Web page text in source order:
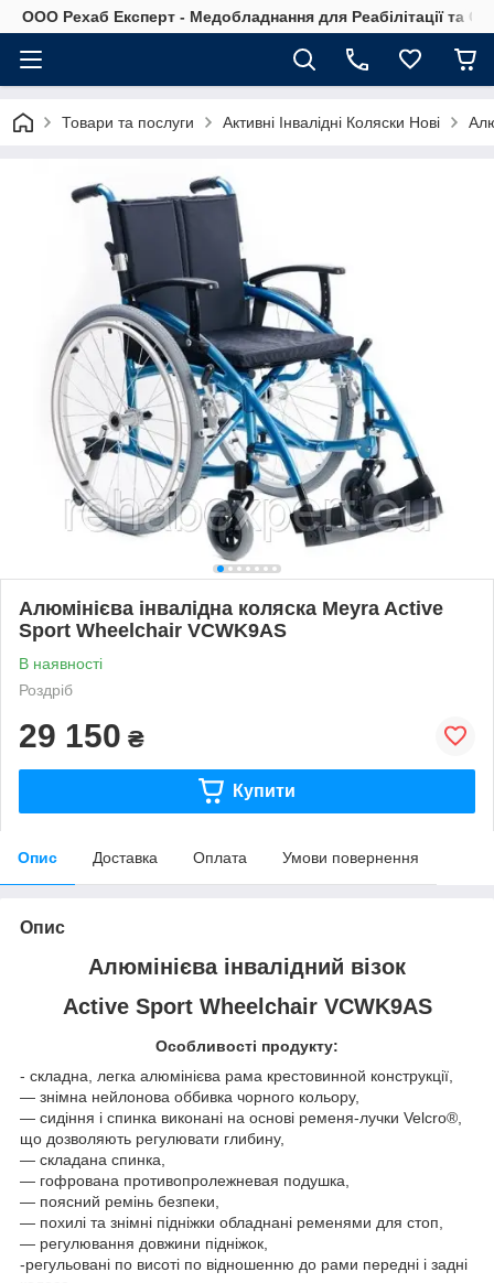
OOO Рехаб Експерт - Медобладнання для Реабілітації та
Товари та послуги Активні Інвалідні Коляски Нові
Алюмінієва інвалідна коляска Meyra Active
Sport Wheelchair VCWK9AS
В наявності
Роздріб
29 150 ₴
Купити
Опис Доставка Оплата Умови повернення
Опис
Алюмінієва інвалідний візок
Active Sport WheelchairVCWK9AS
Особливості продукту:
- складна, легка алюмінієва рама крестовинной конструкції,
― знімна нейлонова оббивка чорного кольору,
― сидіння і спинка виконані на основі ременя-лучки Velcro®,
що дозволяють регулювати глибину,
― складана спинка,
― гофрована противопролежневая подушка,
― поясний ремінь безпеки,
― похилі та знімні підніжки обладнані ременями для стоп,
― регулювання довжини підніжок,
-регульовані по висоті по відношенню до рами передні і задні